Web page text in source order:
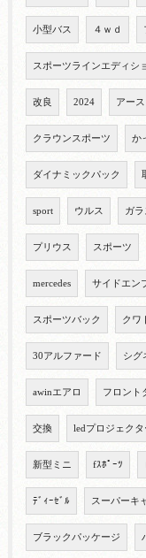
小型バス ４ｗｄ
スポーツラインエディシ
改良 2024 アー
クラウンスポーツ か
ダイナミックパック
sport ウルス ガ
プリウス スポーツ
mercedes サイドエン
スポーツバック クワ
30アルファード シグ
awinエアロ フロント
交換 ledプロジェクタ
新型ミニ fｽﾎﾟｰﾂ
ﾃﾞｨｰｾﾞﾙ スーパーキ
ブラックパッケージ